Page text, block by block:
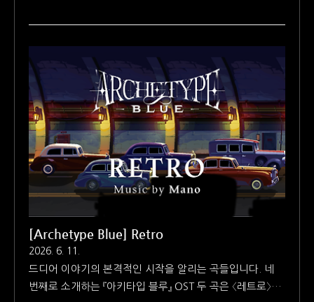
[Archetype Blue] Retro
2026. 6. 11.
드디어 이야기의 본격적인 시작을 알리는 곡들입니다. 네
번째로 소개하는 『아키타입 블루』 OST 두 곡은 〈레트로〉와